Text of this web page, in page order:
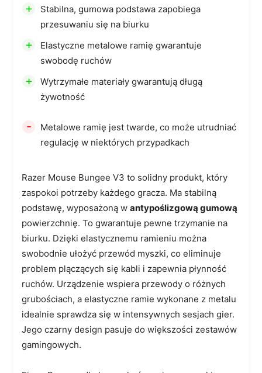
Razer Mouse Bungee V3 to solidny produkt, który
zaspokoi potrzeby każdego gracza. Ma stabilną
podstawę, wyposażoną w antypoślizgową gumową
powierzchnię. To gwarantuje pewne trzymanie na
biurku. Dzięki elastycznemu ramieniu można
swobodnie ułożyć przewód myszki, co eliminuje
problem plączących się kabli i zapewnia płynność
ruchów. Urządzenie wspiera przewody o różnych
grubościach, a elastyczne ramie wykonane z metalu
idealnie sprawdza się w intensywnych sesjach gier.
Jego czarny design pasuje do większości zestawów
gamingowych.
+
Stabilna, gumowa podstawa zapobiega
przesuwaniu się na biurku
+
Elastyczne metalowe ramię gwarantuje
swobodę ruchów
+
Wytrzymałe materiały gwarantują długą
żywotność
-
Metalowe ramię jest twarde, co może utrudniać
regulację w niektórych przypadkach